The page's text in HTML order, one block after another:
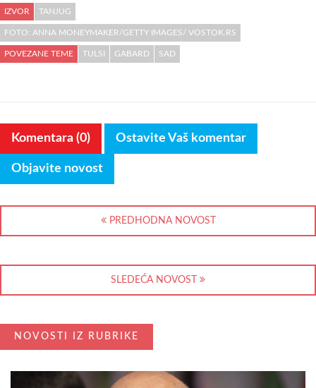
IZVOR TANJUG
FOTO: ANNA MONEYMAKER/GETTY IMAGES/ VOSTOK.RS
POVEZANE TEME TULSI GABARD SAD
Komentara (0) Ostavite Vaš komentar
Objavite novost
PREDHODNA NOVOST
SLEDEĆA NOVOST
NOVOSTI IZ RUBRIKE